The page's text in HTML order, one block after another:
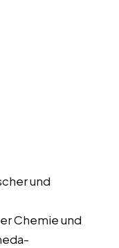
und
Chemie und